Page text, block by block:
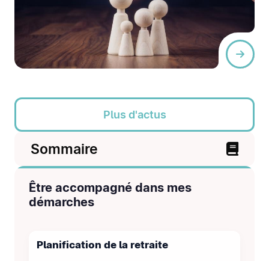
Plus d'actus
Sommaire
Être accompagné dans mes
démarches
Planification de la retraite